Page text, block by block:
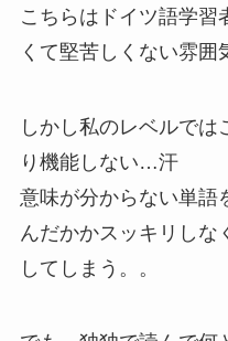
こちらはドイツ語学習
くて堅苦しくない雰囲
しかし私のレベルでは
り機能しない…汗
意味が分からない単語
んだかかスッキリしな
してしまう。。